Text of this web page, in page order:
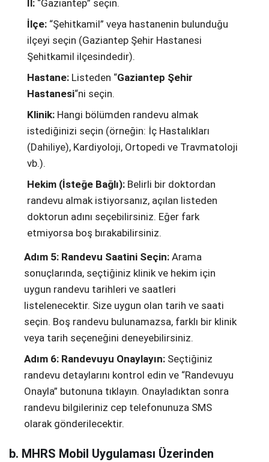
İl: “Gaziantep” seçin.
İlçe: “Şehitkamil” veya hastanenin bulunduğu
ilçeyi seçin (Gaziantep Şehir Hastanesi
Şehitkamil ilçesindedir).
Hastane: Listeden “Gaziantep Şehir
Hastanesi“ni seçin.
Klinik: Hangi bölümden randevu almak
istediğinizi seçin (örneğin: İç Hastalıkları
(Dahiliye), Kardiyoloji, Ortopedi ve Travmatoloji
vb.).
Hekim (İsteğe Bağlı): Belirli bir doktordan
randevu almak istiyorsanız, açılan listeden
doktorun adını seçebilirsiniz. Eğer fark
etmiyorsa boş bırakabilirsiniz.
Adım 5: Randevu Saatini Seçin: Arama
sonuçlarında, seçtiğiniz klinik ve hekim için
uygun randevu tarihleri ve saatleri
listelenecektir. Size uygun olan tarih ve saati
seçin. Boş randevu bulunamazsa, farklı bir klinik
veya tarih seçeneğini deneyebilirsiniz.
Adım 6: Randevuyu Onaylayın: Seçtiğiniz
randevu detaylarını kontrol edin ve “Randevuyu
Onayla” butonuna tıklayın. Onayladıktan sonra
randevu bilgileriniz cep telefonunuza SMS
olarak gönderilecektir.
b. MHRS Mobil Uygulaması Üzerinden